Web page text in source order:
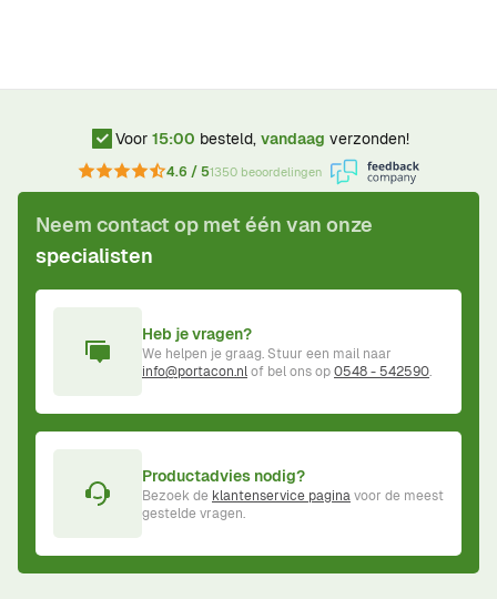
Voor 15:00 besteld, vandaag verzonden!
4.6 / 51350 beoordelingen
Neem contact op met één van onze
specialisten
Heb je vragen?
We helpen je graag. Stuur een mail naar
info@portacon.nlof bel ons op0548 - 542590.
Productadvies nodig?
Bezoek de klantenservice paginavoor de meest
gestelde vragen.